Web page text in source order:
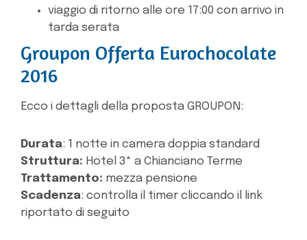
viaggio di ritorno alle ore 17:00 con arrivo in
tarda serata
Groupon Offerta Eurochocolate
2016
Ecco i dettagli della proposta GROUPON:
Durata: 1 notte in camera doppia standard
Struttura: Hotel 3* a Chianciano Terme
Trattamento: mezza pensione
Scadenza: controlla il timer cliccando il link
riportato di seguito